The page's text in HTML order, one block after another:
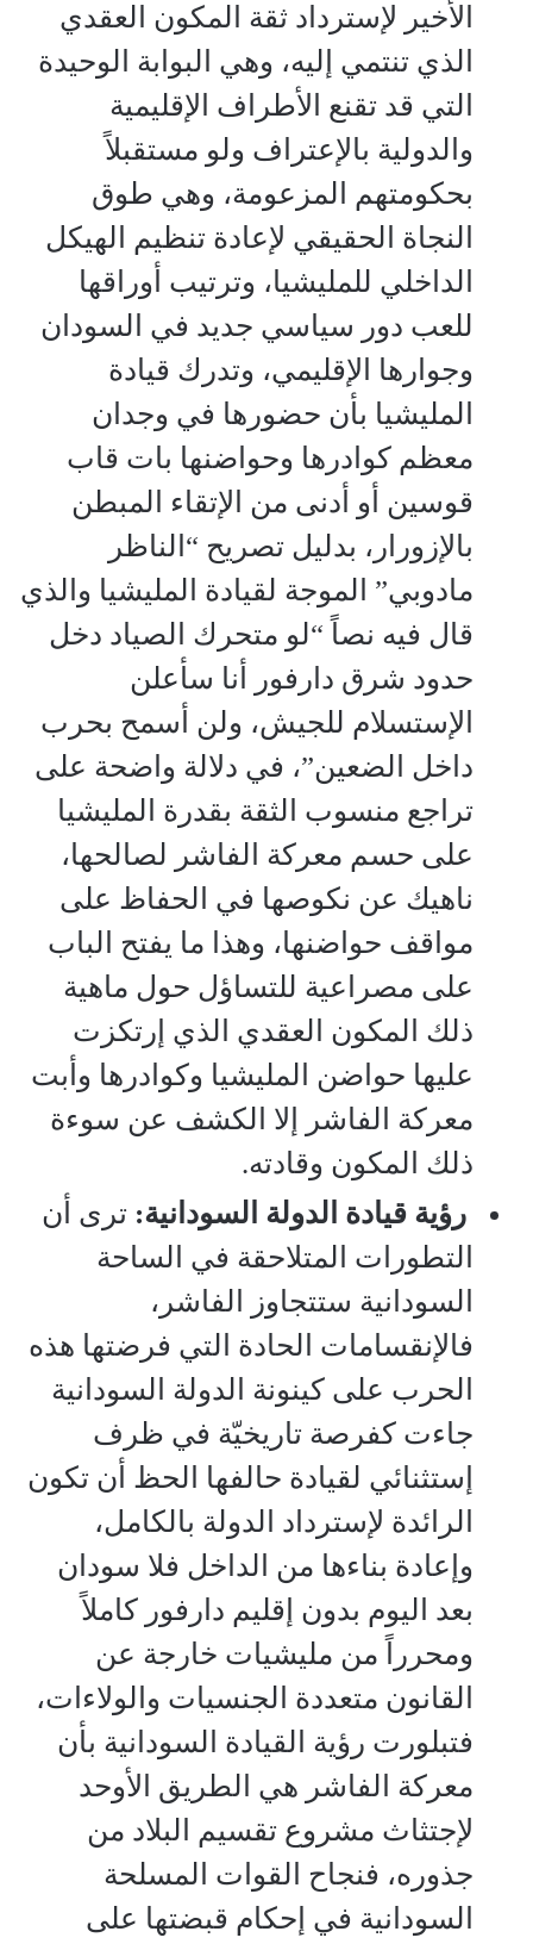
الأخير لإسترداد ثقة المكون العقدي
الذي تنتمي إليه، وهي البوابة الوحيدة
التي قد تقنع الأطراف الإقليمية
والدولية بالإعتراف ولو مستقبلاً
بحكومتهم المزعومة، وهي طوق
النجاة الحقيقي لإعادة تنظيم الهيكل
الداخلي للمليشيا، وترتيب أوراقها
للعب دور سياسي جديد في السودان
وجوارها الإقليمي، وتدرك قيادة
المليشيا بأن حضورها في وجدان
معظم كوادرها وحواضنها بات قاب
قوسين أو أدنى من الإتقاء المبطن
بالإزورار، بدليل تصريح “الناظر
مادوبي” الموجة لقيادة المليشيا والذي
قال فيه نصاً “لو ‫متحرك الصياد دخل
حدود شرق دارفور أنا سأعلن
الإستسلام للجيش، ولن أسمح بحرب
داخل الضعين”، في دلالة واضحة على
تراجع منسوب الثقة بقدرة المليشيا
على حسم معركة ‫الفاشر لصالحها،
ناهيك عن نكوصها في الحفاظ على
مواقف حواضنها، وهذا ما يفتح الباب
على مصراعية للتساؤل حول ماهية
ذلك المكون العقدي الذي إرتكزت
عليها حواضن المليشيا وكوادرها وأبت
معركة الفاشر إلا الكشف عن سوءة
ذلك المكون وقادته.
رؤية قيادة الدولة السودانية: ترى أن
التطورات المتلاحقة في الساحة
السودانية ستتجاوز الفاشر،
فالإنقسامات الحادة التي فرضتها هذه
الحرب على كينونة الدولة السودانية
جاءت كفرصة تاريخيّة في ظرف
إستثنائي لقيادة حالفها الحظ أن تكون
الرائدة لإسترداد الدولة بالكامل،
وإعادة بناءها من الداخل فلا سودان
بعد اليوم بدون إقليم دارفور كاملاً
ومحرراً من مليشيات خارجة عن
القانون متعددة الجنسيات والولاءات،
فتبلورت رؤية القيادة السودانية بأن
معركة الفاشر هي الطريق الأوحد
لإجتثاث مشروع تقسيم البلاد من
جذوره، فنجاح القوات المسلحة
السودانية في إحكام قبضتها على